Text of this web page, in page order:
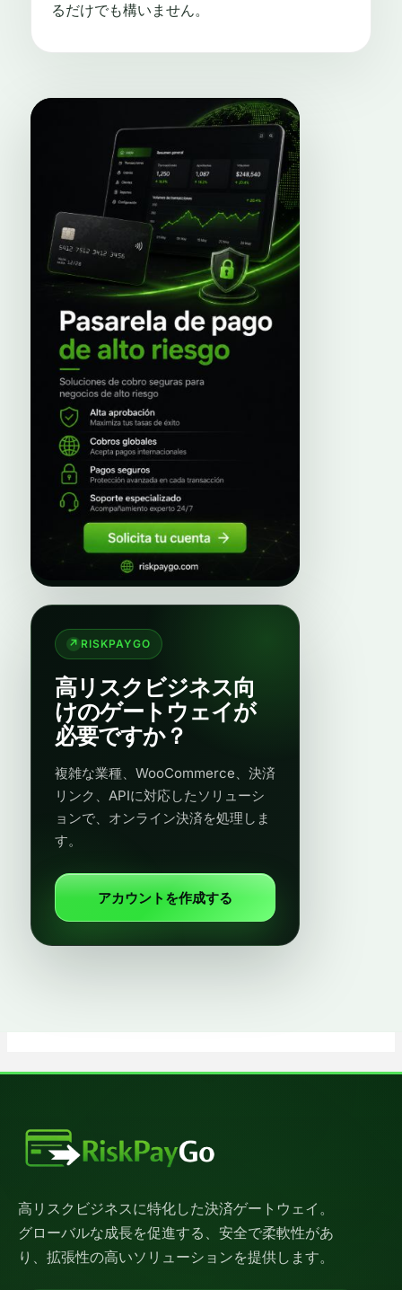
るだけでも構いません。
RISKPAYGO
高リスクビジネス向
けのゲートウェイが
必要ですか？
複雑な業種、WooCommerce、決済
リンク、APIに対応したソリューシ
ョンで、オンライン決済を処理しま
す。
アカウントを作成する
高リスクビジネスに特化した決済ゲートウェイ。
グローバルな成長を促進する、安全で柔軟性があ
り、拡張性の高いソリューションを提供します。